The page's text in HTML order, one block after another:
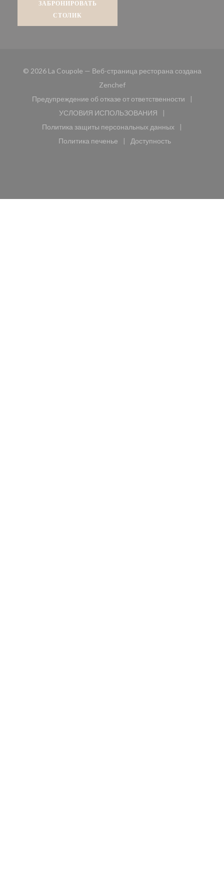
ЗАБРОНИРОВАТЬ
СТОЛИК
© 2026 La Coupole — Веб-страница ресторана создана
Zenchef((открывается в новом окне))
Предупреждение об отказе от ответственности
((открывается в новом окне))
УСЛОВИЯ ИСПОЛЬЗОВАНИЯ
((открывается в новом окне))
Политика защиты персональных данных
((открывается в новом окне))
Политика печенье
((открывается в новом окне))
Доступность